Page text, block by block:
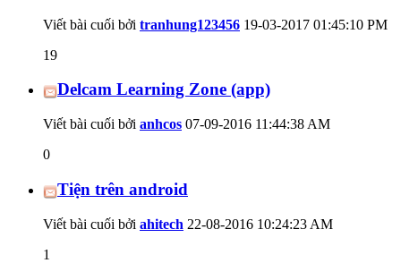
Viết bài cuối bởi tranhung123456 19-03-2017 01:45:10 PM
19
Delcam Learning Zone (app)
Viết bài cuối bởi anhcos 07-09-2016 11:44:38 AM
0
Tiện trên android
Viết bài cuối bởi ahitech 22-08-2016 10:24:23 AM
1